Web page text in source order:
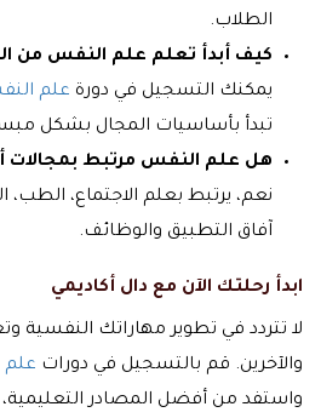
الطلاب.
كيف أبدأ تعلم علم النفس من
يمكنك التسجيل في دورة علم
تبدأ بأساسيات المجال بشكل
هل علم النفس مرتبط بمجالات
نعم، يرتبط بعلم الاجتماع، الطب،
آفاق التطبيق والوظائف.
ابدأ رحلتك الآن مع دال أكاديمي
لا تتردد في تطوير مهاراتك النفسية
والآخرين. قم بالتسجيل في دورات علم
واستفد من أفضل المصادر